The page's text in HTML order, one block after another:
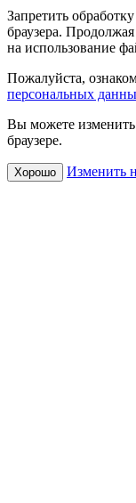
Запретить
браузера.
на использование
Пожалуйста,
персональных
Вы можете
браузере.
Хорошо Изменить